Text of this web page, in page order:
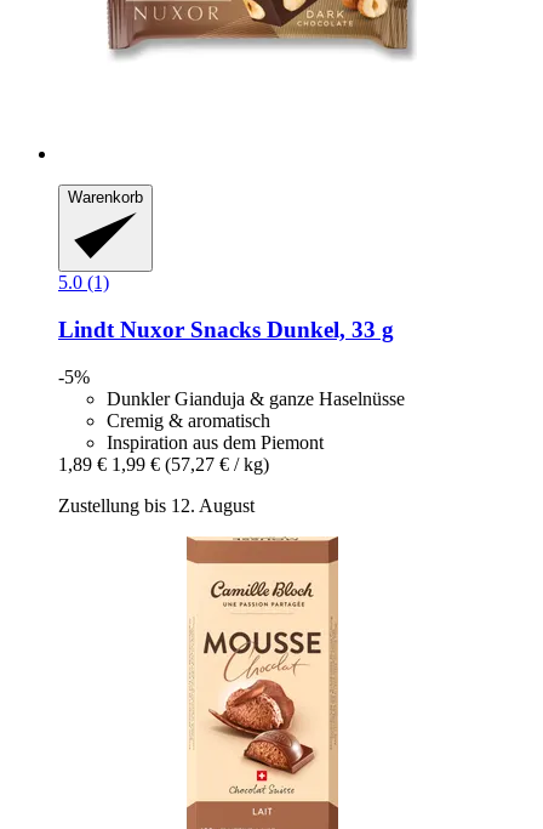
Warenkorb
5.0 (1)
Lindt Nuxor Snacks Dunkel, 33 g
-5%
Dunkler Gianduja & ganze Haselnüsse
Cremig & aromatisch
Inspiration aus dem Piemont
1,89 € 1,99 € (57,27 € / kg)
Zustellung bis 12. August